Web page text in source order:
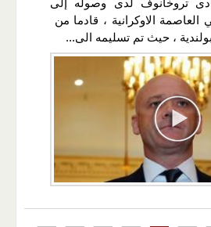
الاوكرانية ، قادما من
، حيث تم تسليمه الى...